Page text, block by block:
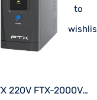
to
UPS FTX 220V FTX-2000VA / 1200W NEMA UNIVERSAL